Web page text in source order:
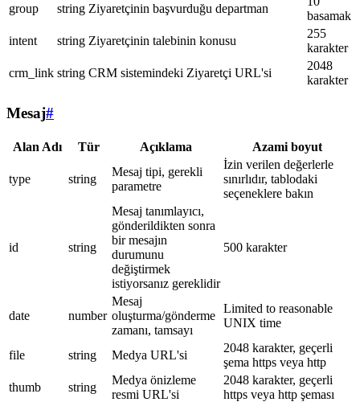
group
string Ziyaretçinin başvurduğu departman
basamak
intent
string Ziyaretçinin talebinin konusu
255
karakter
crm_link string CRM sistemindeki Ziyaretçi URL'si
2048
karakter
Mesaj#
Alan Adı Tür Açıklama Azami boyut
type string
Mesaj tipi, gerekli
parametre
İzin verilen değerlerle
sınırlıdır, tablodaki
seçeneklere bakın
id string
Mesaj tanımlayıcı,
gönderildikten sonra
bir mesajın
durumunu
değiştirmek
istiyorsanız gereklidir
500 karakter
date number
Mesaj
oluşturma/gönderme
zamanı, tamsayı
Limited to reasonable
UNIX time
file string Medya URL'si
2048 karakter, geçerli
şema https veya http
thumb
string
Medya önizleme
resmi URL'si
2048 karakter, geçerli
https veya http şeması